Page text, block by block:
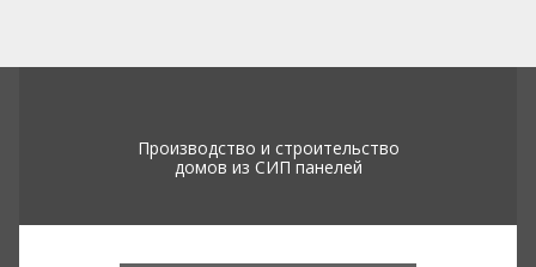
Производство и строительство
домов из СИП панелей